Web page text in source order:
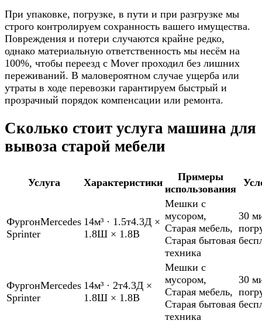
При упаковке, погрузке, в пути и при разгрузке мы
строго контролируем сохранность вашего имущества.
Повреждения и потери случаются крайне редко,
однако материальную ответственность мы несём на
100%, чтобы переезд с Mover проходил без лишних
переживаний. В маловероятном случае ущерба или
утраты в ходе перевозки гарантируем быстрый и
прозрачный порядок компенсации или ремонта.
Сколько стоит услуга машина для
вывоза старой мебели
Услуга Характеристики
Примеры
использования
ФургонMercedes
Sprinter
14м³ · 1.5т4.3Д ×
1.8Ш × 1.8В
Мешки с
мусором,
Старая мебель,
Старая бытовая
техника
30
ФургонMercedes
Sprinter
14м³ · 2т4.3Д ×
1.8Ш × 1.8В
Мешки с
мусором,
Старая мебель,
Старая бытовая
техника
30